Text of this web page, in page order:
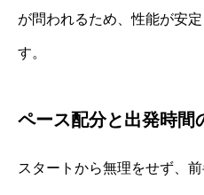
が問われるため、性能が安
す。
ペース配分と出発時間
スタートから無理をせず、